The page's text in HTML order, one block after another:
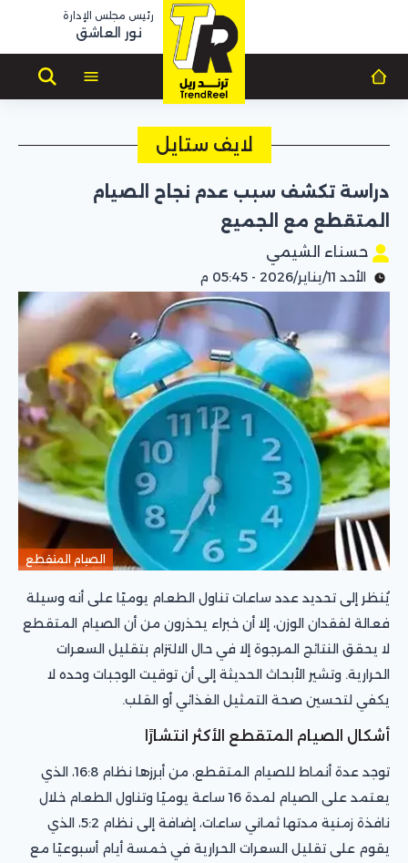
رئيس مجلس الإدارة
نور العاشق
لايف ستايل
دراسة تكشف سبب عدم نجاح الصيام
المتقطع مع الجميع
حسناء الشيمي
الأحد 11/يناير/2026 - 05:45 م
الصيام المتقطع
يُنظر إلى تحديد عدد ساعات تناول الطعام يوميًا على أنه وسيلة
فعالة لفقدان الوزن، إلا أن خبراء يحذرون من أن الصيام المتقطع
لا يحقق النتائج المرجوة إلا في حال الالتزام بتقليل السعرات
الحرارية. وتشير الأبحاث الحديثة إلى أن توقيت الوجبات وحده لا
يكفي لتحسين صحة التمثيل الغذائي أو القلب.
أشكال الصيام المتقطع الأكثر انتشارًا
توجد عدة أنماط للصيام المتقطع، من أبرزها نظام 16:8، الذي
يعتمد على الصيام لمدة 16 ساعة يوميًا وتناول الطعام خلال
نافذة زمنية مدتها ثماني ساعات، إضافة إلى نظام 5:2، الذي
يقوم على تقليل السعرات الحرارية في خمسة أيام أسبوعيًا مع